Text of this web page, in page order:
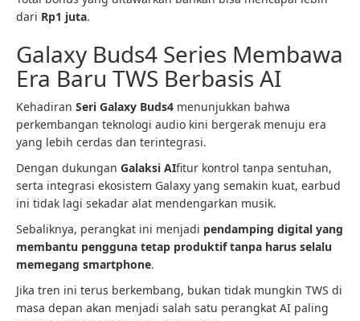
dari Rp1 juta.
Galaxy Buds4 Series Membawa
Era Baru TWS Berbasis AI
Kehadiran Seri Galaxy Buds4 menunjukkan bahwa
perkembangan teknologi audio kini bergerak menuju era
yang lebih cerdas dan terintegrasi.
Dengan dukungan Galaksi AIfitur kontrol tanpa sentuhan,
serta integrasi ekosistem Galaxy yang semakin kuat, earbud
ini tidak lagi sekadar alat mendengarkan musik.
Sebaliknya, perangkat ini menjadi pendamping digital yang
membantu pengguna tetap produktif tanpa harus selalu
memegang smartphone.
Jika tren ini terus berkembang, bukan tidak mungkin TWS di
masa depan akan menjadi salah satu perangkat AI paling